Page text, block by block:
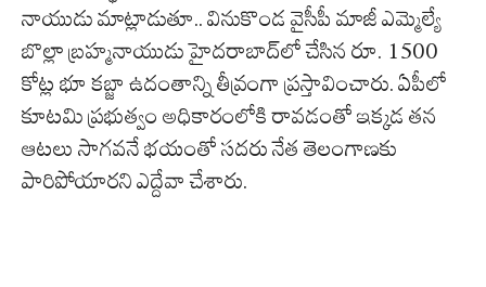
నాయుడు మాట్లాడుతూ.. వినుకొండ వైసీపీ మాజీ ఎమ్మెల్యే
బొల్లా బ్రహ్మనాయుడు హైదరాబాద్‌లో చేసిన రూ. 1500
కోట్ల భూ కబ్జా ఉదంతాన్ని తీవ్రంగా ప్రస్తావించారు. ఏపీలో
కూటమి ప్రభుత్వం అధికారంలోకి రావడంతో ఇక్కడ తన
ఆటలు సాగవనే భయంతో సదరు నేత తెలంగాణకు
పారిపోయారని ఎద్దేవా చేశారు.